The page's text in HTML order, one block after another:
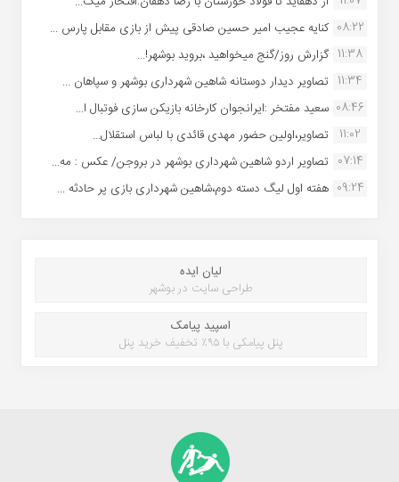
08:22 کنایه عجیب امیر حسین صادقی پیش از بازی مقابل پارس ...
11:38 گزارش روز/گنج میخواهید ،بروید بوشهر!...
11:34 تصاویر دیدار دوستانه شاهین شهردارى بوشهر و سپاهان ...
08:46 سعید مفتخر :ایرانجوان کارخانه بازیکن سازی فوتبال ا...
11:02
تصاویر،اولین حضور مهدی قائدی با لباس استقلال...
07:14 تصاویر اردو شاهین شهرداری بوشهر در بروجن/ عکس : مه...
09:24 هفته اول لیگ دسته دوم،شاهین شهرداری بازی پر حادثه ...
لیان ایده
طراحی سایت در بوشهر
اسپید پیامک
پنل پیامکی با ۹۵٪ تخفیف خرید پنل